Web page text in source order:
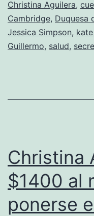
de
Christina Aguilera,
Cambridge, Duquesa
Jessica Simpson,
Guillermo, salud,
Christina
$1400 al
ponerse